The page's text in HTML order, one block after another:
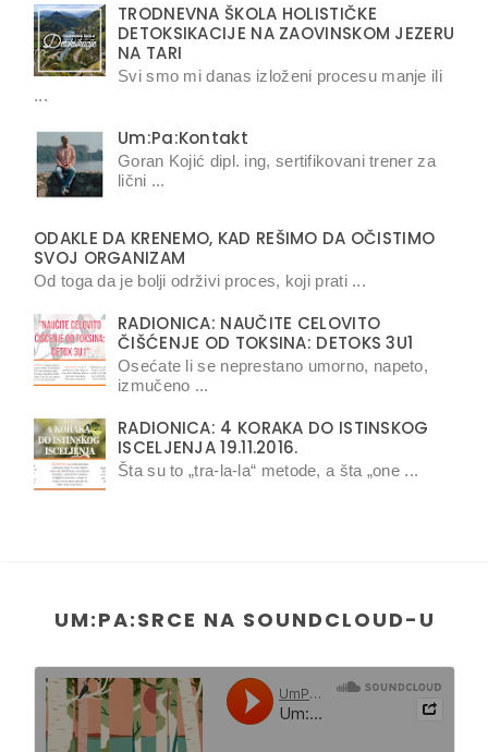
TRODNEVNA ŠKOLA HOLISTIČKE
DETOKSIKACIJE NA ZAOVINSKOM JEZERU
NA TARI
Svi smo mi danas izloženi procesu manje ili
...
Um:Pa:Kontakt
Goran Kojić dipl. ing, sertifikovani trener za
lični ...
ODAKLE DA KRENEMO, KAD REŠIMO DA OČISTIMO
SVOJ ORGANIZAM
Od toga da je bolji održivi proces, koji prati ...
RADIONICA: NAUČITE CELOVITO
ČIŠĆENJE OD TOKSINA: DETOKS 3U1
Osećate li se neprestano umorno, napeto,
izmučeno ...
RADIONICA: 4 KORAKA DO ISTINSKOG
ISCELJENJA 19.11.2016.
Šta su to „tra-la-la“ metode, a šta „one ...
UM:PA:SRCE NA SOUNDCLOUD-U